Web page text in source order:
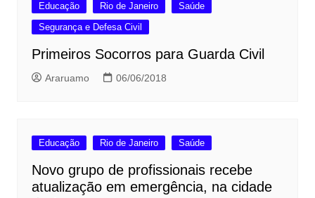
Educação Rio de Janeiro
Saúde
Segurança e Defesa Civil
Primeiros Socorros para Guarda Civil
Araruamo 06/06/2018
Educação Rio de Janeiro Saúde
Novo grupo de profissionais recebe
atualização em emergência, na cidade